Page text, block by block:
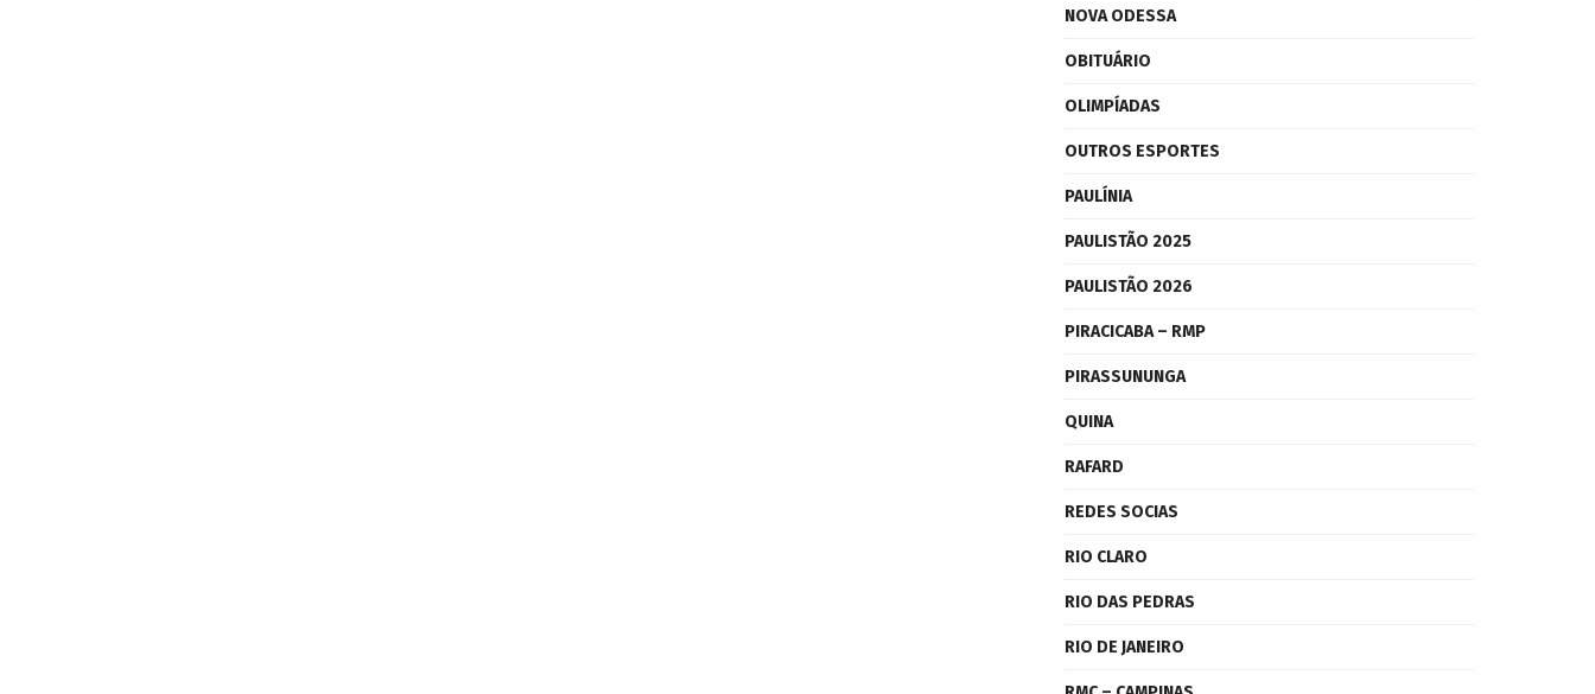
NOVA ODESSA
OBITUÁRIO
OLIMPÍADAS
OUTROS ESPORTES
PAULÍNIA
PAULISTÃO 2025
PAULISTÃO 2026
PIRACICABA – RMP
PIRASSUNUNGA
QUINA
RAFARD
REDES SOCIAS
RIO CLARO
RIO DAS PEDRAS
RIO DE JANEIRO